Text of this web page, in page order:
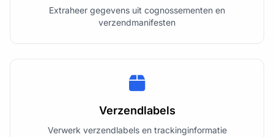
Extraheer gegevens uit cognossementen en
verzendmanifesten
Verzendlabels
Verwerk verzendlabels en trackinginformatie